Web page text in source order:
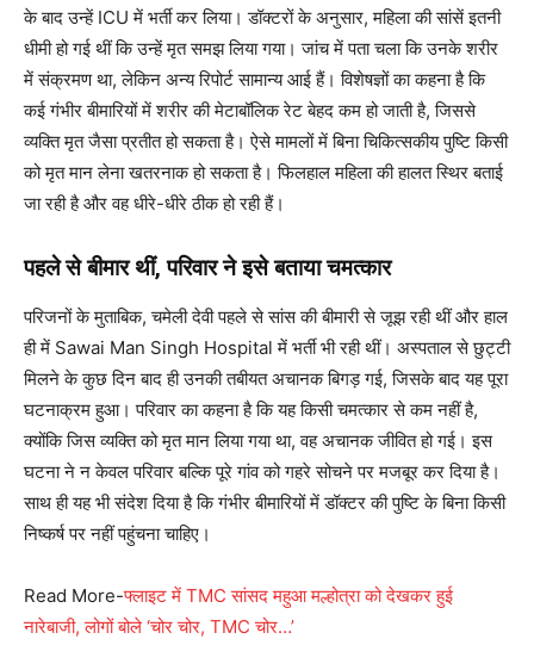
के बाद उन्हें ICU में भर्ती कर लिया। डॉक्टरों के अनुसार, महिला की सांसें इतनी
धीमी हो गई थीं कि उन्हें मृत समझ लिया गया। जांच में पता चला कि उनके शरीर
में संक्रमण था, लेकिन अन्य रिपोर्ट सामान्य आई हैं। विशेषज्ञों का कहना है कि
कई गंभीर बीमारियों में शरीर की मेटाबॉलिक रेट बेहद कम हो जाती है, जिससे
व्यक्ति मृत जैसा प्रतीत हो सकता है। ऐसे मामलों में बिना चिकित्सकीय पुष्टि किसी
को मृत मान लेना खतरनाक हो सकता है। फिलहाल महिला की हालत स्थिर बताई
जा रही है और वह धीरे-धीरे ठीक हो रही हैं।
पहले से बीमार थीं, परिवार ने इसे बताया चमत्कार
परिजनों के मुताबिक, चमेली देवी पहले से सांस की बीमारी से जूझ रही थीं और हाल
ही में Sawai Man Singh Hospital में भर्ती भी रही थीं। अस्पताल से छुट्टी
मिलने के कुछ दिन बाद ही उनकी तबीयत अचानक बिगड़ गई, जिसके बाद यह पूरा
घटनाक्रम हुआ। परिवार का कहना है कि यह किसी चमत्कार से कम नहीं है,
क्योंकि जिस व्यक्ति को मृत मान लिया गया था, वह अचानक जीवित हो गई। इस
घटना ने न केवल परिवार बल्कि पूरे गांव को गहरे सोचने पर मजबूर कर दिया है।
साथ ही यह भी संदेश दिया है कि गंभीर बीमारियों में डॉक्टर की पुष्टि के बिना किसी
निष्कर्ष पर नहीं पहुंचना चाहिए।
Read More-फ्लाइट में TMC सांसद महुआ मल्होत्रा को देखकर हुई
नारेबाजी, लोगों बोले ‘चोर चोर, TMC चोर…’